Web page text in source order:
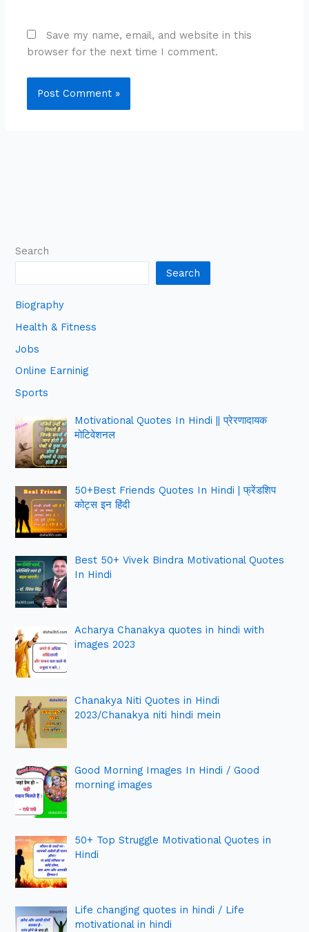
Save my name, email, and website in this
browser for the next time I comment.
Search
Search
Biography
Health & Fitness
Jobs
Online Earninig
Sports
Motivational Quotes In Hindi || प्रेरणादायक
मोटिवेशनल
50+Best Friends Quotes In Hindi | फ्रेंडशिप
कोट्स इन हिंदी
Best 50+ Vivek Bindra Motivational Quotes
In Hindi
Acharya Chanakya quotes in hindi with
images 2023
Chanakya Niti Quotes in Hindi
2023/Chanakya niti hindi mein
Good Morning Images In Hindi / Good
morning images
50+ Top Struggle Motivational Quotes in
Hindi
Life changing quotes in hindi / Life
motivational in hindi